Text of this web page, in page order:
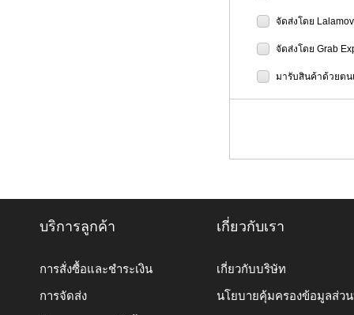
จัดส่งโดย
จัดส่งโดย Grab
มารับสินค้าด้วยตน
บริการลูกค้า
การสั่งซื้อและชำระเงิน
การจัดส่ง
เกี่ยวกับเรา
เกี่ยวกับบริษัท
นโยบายคุ้มครองข้อมูลส่ว